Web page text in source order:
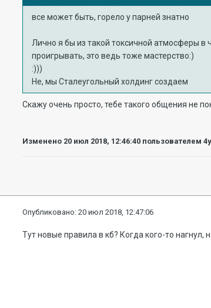
все может быть, горело у парней знатно
Лично я бы из такой токсичной атмосферы в
проигрывать, это ведь тоже мастерство:)
:)))
Не, мы Сталеугольный холдинг создаем
Скажу очень просто, тебе такого общения не
Изменено 20 июл 2018, 12:46:40 пользователем
Опубликовано:20 июл 2018, 12:47:06
Тут новые правила в кб? Когда кого-то